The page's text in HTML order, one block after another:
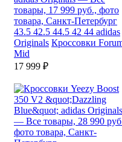
43.5 42.5 44.5 42 44 adidas
Originals Кроссовки
Mid
17 999 ₽